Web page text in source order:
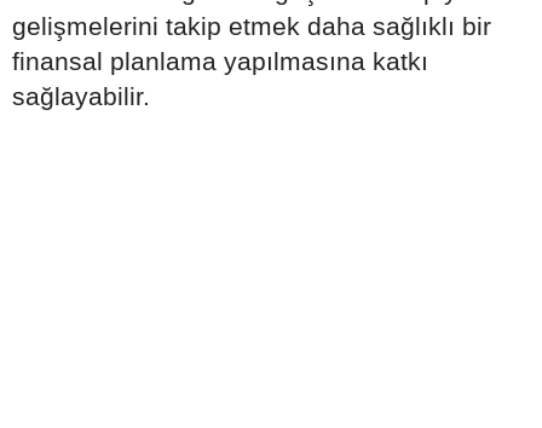
gelişmelerini takip etmek daha sağlıklı bir
finansal planlama yapılmasına katkı
sağlayabilir.